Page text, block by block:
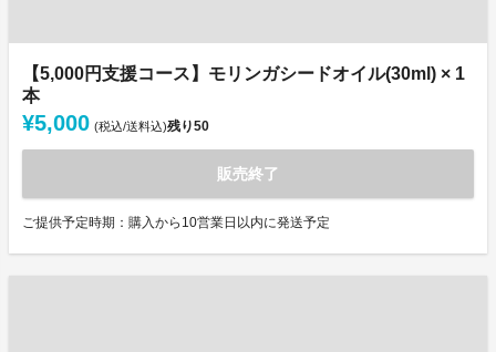
【5,000円支援コース】モリンガシードオイル(30ml) × 1
本
¥5,000 (税込/送料込)残り50
販売終了
ご提供予定時期：購入から10営業日以内に発送予定